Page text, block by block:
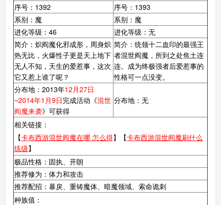
序号：1392
序号：1393
系别：魔
系别：魔
进化等级：46
进化等级：无
简介：炽阎魔化邪成形，周身炽
热无比，火爆性子更是天上地下
无人不知，天生的爱惹事，这次
它又惹上谁了呢？
简介：统领十二血印的最强王
者混世阎魔，所到之处焦土连
连。成为终极强者后爱惹事的
性格可一点没变。
分布地：2013年12月27日
~2014年1月9日完成活动《混世
阎魔来袭》可获得
分布地：无
相关链接：
【卡布西游混世阎魔在哪 怎么得】【卡布西游混世阎魔刷什么
练级】
极品性格：固执、开朗
推荐修为：体力和攻击
推荐配招：暴戾、重铸魔体、暗魔领域、索命诡刺
种族值：